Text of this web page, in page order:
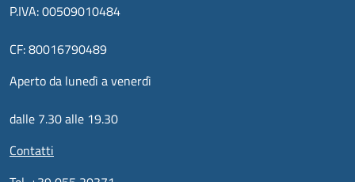
P.IVA: 00509010484
CF: 80016790489
Aperto da lunedì a venerdì
dalle 7.30 alle 19.30
Contatti